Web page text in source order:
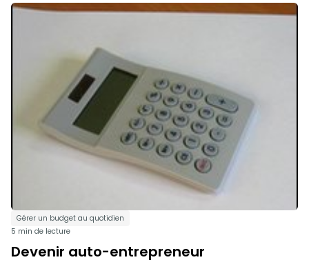
Gérer un budget au quotidien
5 min de lecture
Devenir auto-entrepreneur